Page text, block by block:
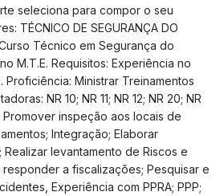
seleciona para compor o seu
TÉCNICO DE SEGURANÇA DO
Técnico em Segurança do
M.T.E. Requisitos: Experiência no
Proficiência: Ministrar Treinamentos
NR 10; NR 11; NR 12; NR 20; NR
Promover inspeção aos locais de
Integração; Elaborar
levantamento de Riscos e
a fiscalizações; Pesquisar e
Experiência com PPRA; PPP;